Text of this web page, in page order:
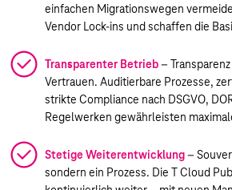
einfachen Migrationswegen
Vendor Lock-ins und schaffen die
Transparenter Betrieb–
Vertrauen. Auditierbare Prozesse,
strikte Compliance nach DSGVO,
Regelwerken gewährleisten
Stetige Weiterentwicklung–
sondern ein Prozess. Die T Cloud